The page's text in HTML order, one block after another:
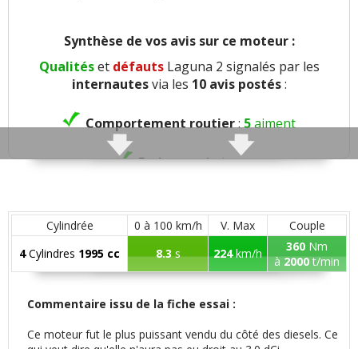
Synthèse de vos avis sur ce moteur :
Qualitéset défautsLaguna 2 signalés par les
internautesvia les 10 avis postés:
Comportement routier:5aiment
Freinage:1aime
Confort global:5aiment
Insonorisation et bruit perçu:1n'aime pas
Cylindrée 0 à 100 km/h V. Max
Couple
4Cylindres 1995 cc 8.3s 224km/h 360 Nm
à2000t/min
Commentaire issu de la fiche essai :
Ce moteur fut le plus puissant vendu du côté des diesels. Ce